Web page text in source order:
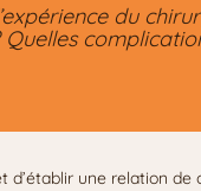
du
d’établir une relation